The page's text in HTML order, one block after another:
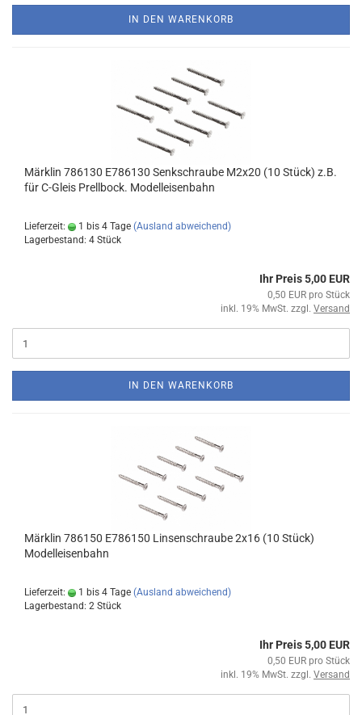
IN DEN WARENKORB
Märklin 786130 E786130 Senkschraube M2x20 (10 Stück) z.B.
für C-Gleis Prellbock. Modelleisenbahn
Lieferzeit: 1 bis 4 Tage (Ausland abweichend)
Lagerbestand: 4 Stück
Ihr Preis 5,00 EUR
0,50 EUR pro Stück
inkl. 19% MwSt. zzgl. Versand
IN DEN WARENKORB
Märklin 786150 E786150 Linsenschraube 2x16 (10 Stück)
Modelleisenbahn
Lieferzeit: 1 bis 4 Tage (Ausland abweichend)
Lagerbestand: 2 Stück
Ihr Preis 5,00 EUR
0,50 EUR pro Stück
inkl. 19% MwSt. zzgl. Versand